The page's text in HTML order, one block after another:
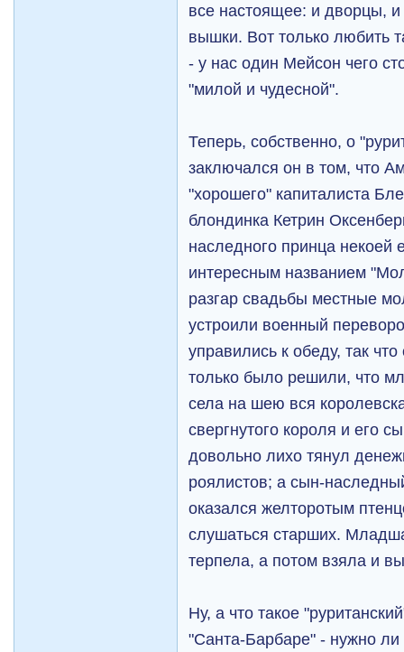
все настоящее: и дворцы,
вышки. Вот только любить
- у нас один Мейсон чего
"милой и чудесной".
Теперь, собственно, о
заключался он в том, что
"хорошего" капиталиста
блондинка Кетрин
наследного принца некоей
интересным названием
разгар свадьбы местные
устроили военный
управились к обеду, так
только было решили, что
села на шею вся
свергнутого короля и его
довольно лихо тянул
роялистов; а сын-
оказался желторотым
слушаться старших.
терпела, а потом взяла и
Ну, а что такое
"Санта-Барбаре" - нужно ли